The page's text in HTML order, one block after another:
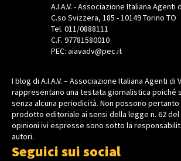
A.I.A.V. - Associazione Italiana Agenti
C.so Svizzera, 185 - 10149 Torino TO
Tel. 011/0888111
C.F. 97781580010
PEC: aiavadv@pec.it
I blog di A.I.A.V. – Associazione Italiana Agenti di
rappresentano una testata giornalistica poiché
senza alcuna periodicità. Non possono
prodotto editoriale ai sensi della legge n. 62 del
opinioni ivi espresse sono sotto la
autori.
Seguici sui social